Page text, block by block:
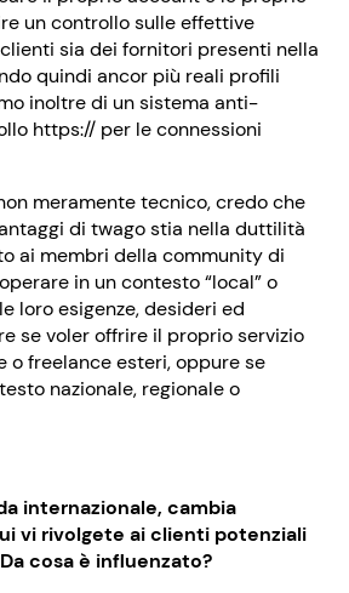
un controllo sulle effettive
sia dei fornitori presenti nella
quindi ancor più reali profili
inoltre di un sistema anti-
https:// per le connessioni
meramente tecnico, credo che
di twago stia nella duttilità
ai membri della community di
in un contesto “local” o
loro esigenze, desideri ed
se voler offrire il proprio servizio
o freelance esteri, oppure se
nazionale, regionale o
internazionale, cambia
vi rivolgete ai clienti potenziali
cosa è influenzato?